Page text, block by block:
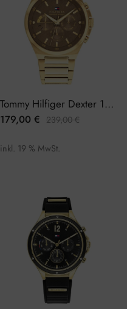
Tommy Hilfiger Dexter 1792090 Herrenuhr
179,00 € 239,00€
inkl. 19 % MwSt.